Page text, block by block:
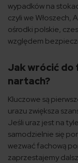
wypadków na
czyli we Włoszech,
ośrodki polskie,
względem
Jak wrócić do
nartach?
Kluczowe są
urazu zwiększa
Jeśli uraz jest na
samodzielnie się
wezwać fachową
zaprzestajemy